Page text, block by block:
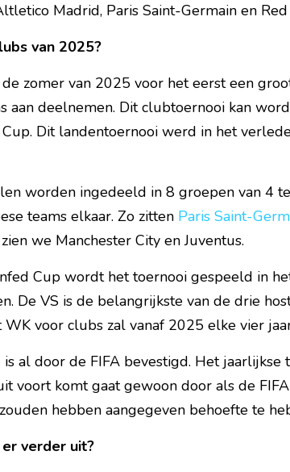
Madrid, Paris Saint-Germain en
van 2025?
zomer van 2025 voor het eerst een
aan deelnemen. Dit clubtoernooi kan
Dit landentoernooi werd in het
worden ingedeeld in 8 groepen van 4
teams elkaar. Zo zitten Paris Saint-
we Manchester City en Juventus.
Cup wordt het toernooi gespeeld in
De VS is de belangrijkste van de drie
WK voor clubs zal vanaf 2025 elke vier
al door de FIFA bevestigd. Het jaarlijkse
voort komt gaat gewoon door als de
hebben aangegeven behoefte te
verder uit?